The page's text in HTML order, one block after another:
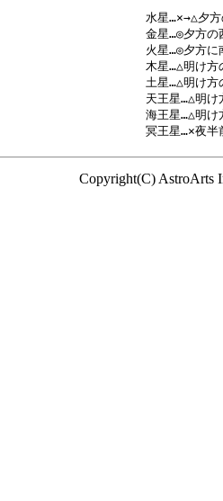
水星…×→△夕
金星…◎夕方
火星…◎夕方に
木星…△明け
土星…△明け方
天王星…△明け
海王星…△明
Copyright(C) AstroArts